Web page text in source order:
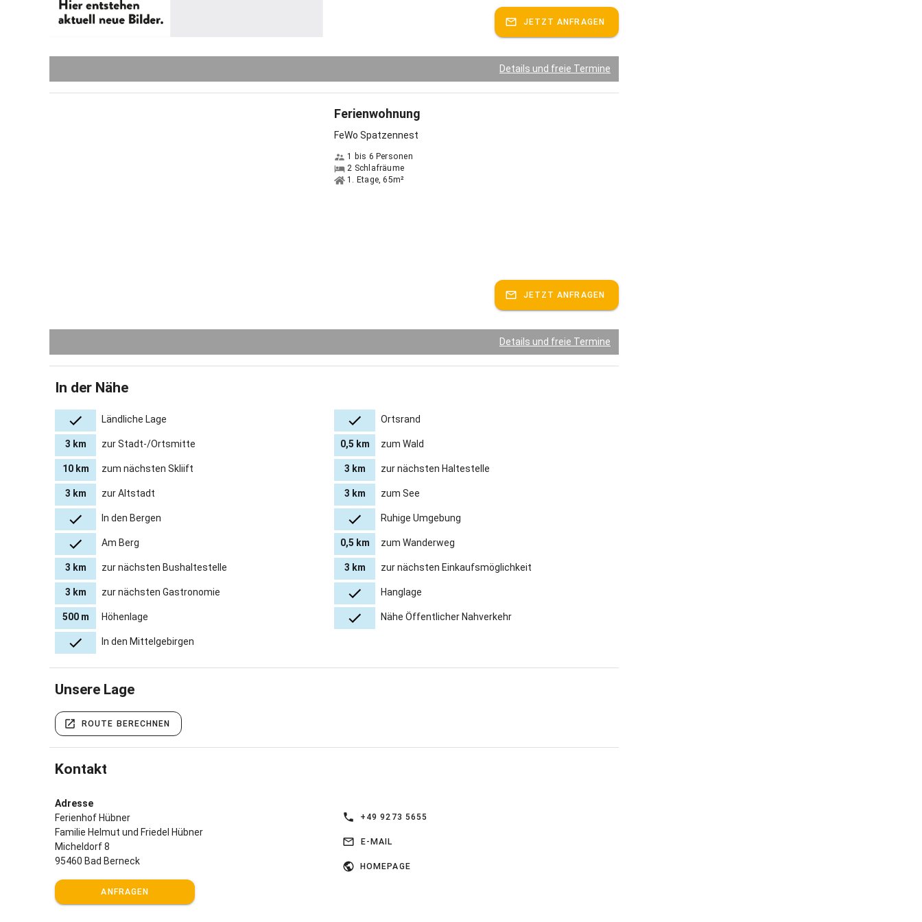
Freizeiteinrichtungen in der Umgebung: - Freilichtbühne - Silbereisenbergwerk -
Museen: Brauereimuseum, Automobilmuseum, Dampflokmuseum,
Bauernhofmuseum - Badeseen: Fichtelsee, Goldbergsee, Trebgaster See,
JETZT ANFRAGEN
Details und freie Termine
Ferienwohnung
FeWo Spatzennest
1 bis 6 Personen
2 Schlafräume
1. Etage, 65m²
JETZT ANFRAGEN
Details und freie Termine
In der Nähe
Ländliche Lage Ortsrand
3 km zur Stadt-/Ortsmitte 0,5 km zum Wald
10 km zum nächsten Skliift 3 km zur nächsten Haltestelle
3 km zur Altstadt 3 km zum See
In den Bergen Ruhige Umgebung
Am Berg 0,5 km zum Wanderweg
3 km zur nächsten Bushaltestelle 3 km zur nächsten Einkaufsmöglichkeit
3 km zur nächsten Gastronomie Hanglage
500 m Höhenlage Nähe Öffentlicher Nahverkehr
In den Mittelgebirgen
Unsere Lage
ROUTE BERECHNEN
Kontakt
Adresse
Ferienhof Hübner
Familie Helmut und Friedel Hübner
Micheldorf 8
95460 Bad Berneck
ANFRAGEN
+49 9273 5655
E-MAIL
HOMEPAGE